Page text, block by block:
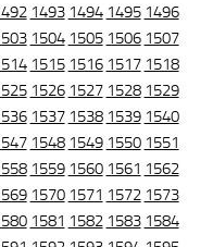
1493 1494 1495 1496
1504 1505 1506 1507
1515 1516 1517 1518
1526 1527 1528 1529
1537 1538 1539 1540
1548 1549 1550 1551
1559 1560 1561 1562
1570 1571 1572 1573
1581 1582 1583 1584